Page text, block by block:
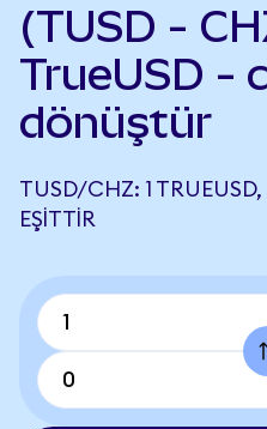
(TUSD -
TrueUSD -
dönüştür
TUSD/CHZ: 1
EŞITTIR